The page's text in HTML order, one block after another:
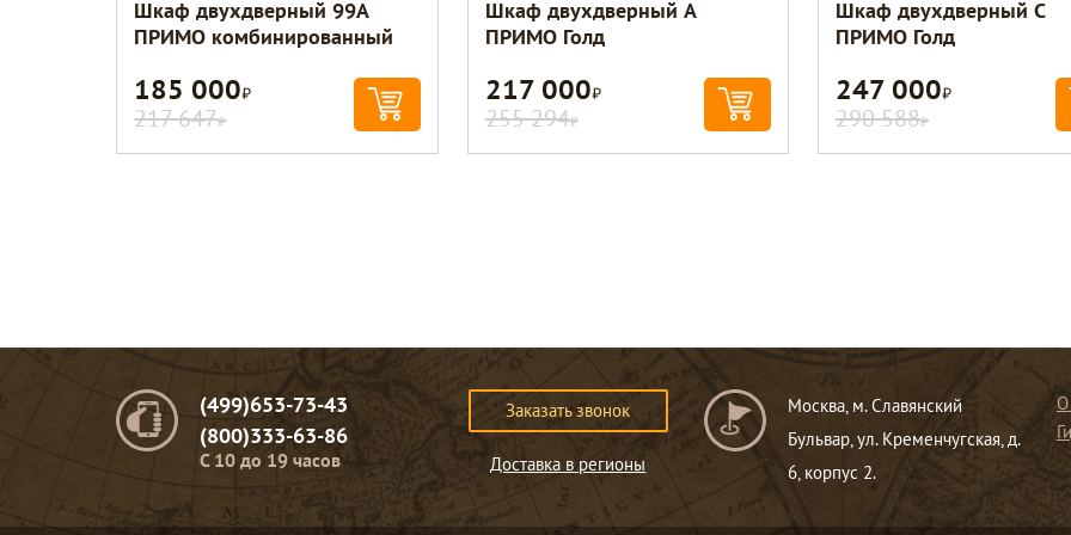
Шкаф двухдверный 99A
ПРИМО комбинированный
185 000Р
217 647Р
Шкаф двухдверный A
ПРИМО Голд
217 000Р
255 294Р
Шкаф двухдверный С
ПРИМО Голд
247 000Р
290 588Р
(499)653-73-43
(800)333-63-86
C 10 до 19 часов
Заказать звонок
Доставка в регионы
Москва, м. Славянский
Бульвар, ул. Кременчугская, д.
6, корпус 2.
О